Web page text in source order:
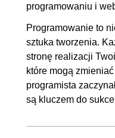
programowaniu i
Programowanie to
sztuka tworzenia.
stronę realizacji
które mogą
programista
są kluczem do